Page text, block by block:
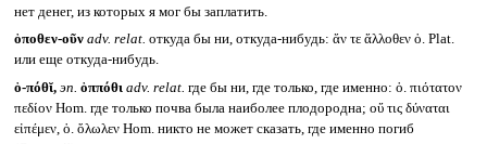
нет денег, из которых я мог бы заплатить.
ὁποθεν-οῦν adv. relat. откуда бы ни, откуда-нибудь: ἄν τε ἄλλοθεν ὁ. Plat.
или еще откуда-нибудь.
ὁ-πόθῐ, эп. ὁππόθι adv. relat. где бы ни, где только, где именно: ὁ. πιότατον
πεδίον Hom. где только почва была наиболее плодородна; οὔ τις δύναται
εἰπέμεν, ὁ. ὄλωλεν Hom. никто не может сказать, где именно погиб